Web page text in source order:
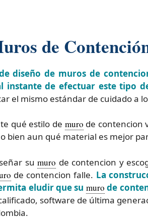
de
diseño de muros de
instante de efectuar este tipo
el mismo estándar de cuidado a
qué estilo de muro de contencion
bien aun qué material es mejor
sumuro de contencion y
de contencion falle. La
eludir que su muro de
software de última